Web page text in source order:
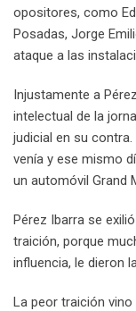
opositores, como
Posadas, Jorge
ataque a las
Injustamente a
intelectual de la
judicial en su
venía y ese mismo
un automóvil Grand
Pérez Ibarra se
traición, porque
influencia, le dieron
La peor traición vino